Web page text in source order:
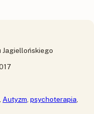
Autyzm psychoterapia